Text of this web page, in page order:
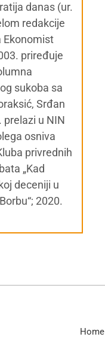
danas (ur.
redakcije
Ekonomist
priređuje
sukoba sa
Srđan
prelazi u NIN
osniva
privrednih
„Kad
deceniji u
2020.
Home